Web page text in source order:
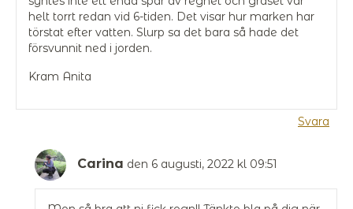
helt torrt redan vid 6-tiden. Det visar hur marken har
törstat efter vatten. Slurp sa det bara så hade det
försvunnit ned i jorden.
Kram Anita
Svara
Carina den 6 augusti, 2022 kl 09:51